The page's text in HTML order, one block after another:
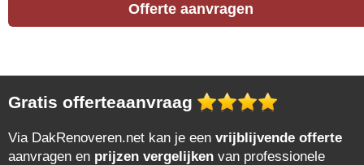
Offerte aanvragen
Gratis offerteaanvraag
Via DakRenoveren.net kan je een vrijblijvende offerte
aanvragen en prijzen vergelijken van professionele